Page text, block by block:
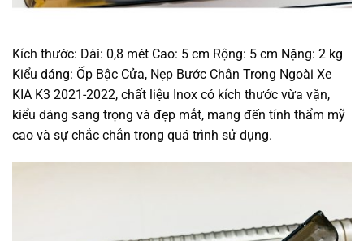
Kích thước: Dài: 0,8 mét Cao: 5 cm Rộng: 5 cm Nặng: 2 kg
Kiểu dáng: Ốp Bậc Cửa, Nẹp Bước Chân Trong Ngoài Xe
KIA K3 2021-2022, chất liệu Inox có kích thước vừa vặn,
kiểu dáng sang trọng và đẹp mắt, mang đến tính thẩm mỹ
cao và sự chắc chắn trong quá trình sử dụng.